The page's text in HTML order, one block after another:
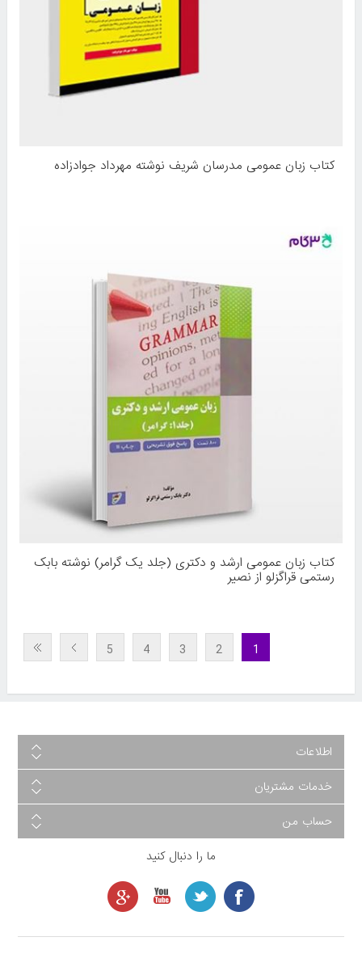
کتاب زبان عمومی مدرسان شریف نوشته مهرداد جوادزاده
کتاب زبان عمومی ارشد و دکتری (جلد یک گرامر) نوشته بابک
رستمی قراگزلو از نصیر
1
2
3
4
5
اطلاعات
خدمات مشتریان
حساب من
ما را دنبال کنید